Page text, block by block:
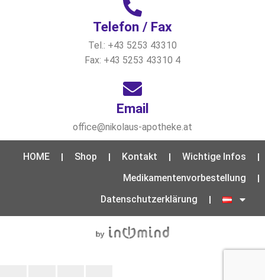
Telefon / Fax
Tel.: +43 5253 43310
Fax: +43 5253 43310 4
Email
office@nikolaus-apotheke.at
HOME Shop Kontakt
Wichtige Infos
Medikamentenvorbestellung
Datenschutzerklärung